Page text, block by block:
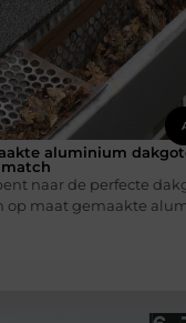
aluminium
naar de perfecte
op maat gemaakte